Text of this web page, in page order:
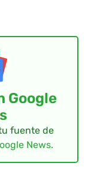
Google
fuente de
News.